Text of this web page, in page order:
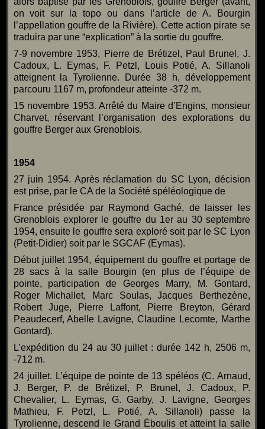
on voit sur la topo ou dans l’article de A. Bourgin
l’appellation gouffre de la Rivière). Cette action pirate se
traduira par une “explication” à la sortie du gouffre.
7-9 novembre 1953, Pierre de Brétizel, Paul Brunel, J.
Cadoux, L. Eymas, F. Petzl, Louis Potié, A. Sillanoli
atteignent la Tyrolienne. Durée 38 h, développement
parcouru 1167 m, profondeur atteinte -372 m.
15 novembre 1953. Arrêté du Maire d’Engins, monsieur
Charvet, réservant l’organisation des explorations du
gouffre Berger aux Grenoblois.
1954
27 juin 1954. Après réclamation du SC Lyon, décision
est prise, par le CA de la Société spéléologique de
France présidée par Raymond Gaché, de laisser les
Grenoblois explorer le gouffre du 1er au 30 septembre
1954, ensuite le gouffre sera exploré soit par le SC Lyon
(Petit-Didier) soit par le SGCAF (Eymas).
Début juillet 1954, équipement du gouffre et portage de
28 sacs à la salle Bourgin (en plus de l’équipe de
pointe, participation de Georges Marry, M. Gontard,
Roger Michallet, Marc Soulas, Jacques Berthezène,
Robert Juge, Pierre Laffont, Pierre Breyton, Gérard
Peaudecerf, Abelle Lavigne, Claudine Lecomte, Marthe
Gontard).
L’expédition du 24 au 30 juillet : durée 142 h, 2506 m,
-712 m.
24 juillet. L’équipe de pointe de 13 spéléos (C. Arnaud,
J. Berger, P. de Brétizel, P. Brunel, J. Cadoux, P.
Chevalier, L. Eymas, G. Garby, J. Lavigne, Georges
Mathieu, F. Petzl, L. Potié, A. Sillanoli) passe la
Tyrolienne, descend le Grand Éboulis et atteint la salle